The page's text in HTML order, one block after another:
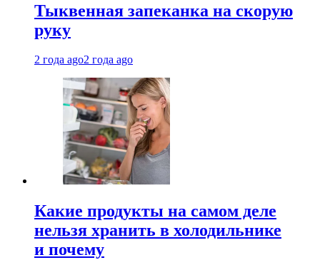
Тыквенная запеканка на скорую
руку
2 года ago2 года ago
Какие продукты на самом деле
нельзя хранить в холодильнике
и почему